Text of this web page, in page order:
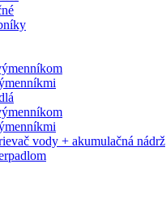
vody + akumulačná nádrž